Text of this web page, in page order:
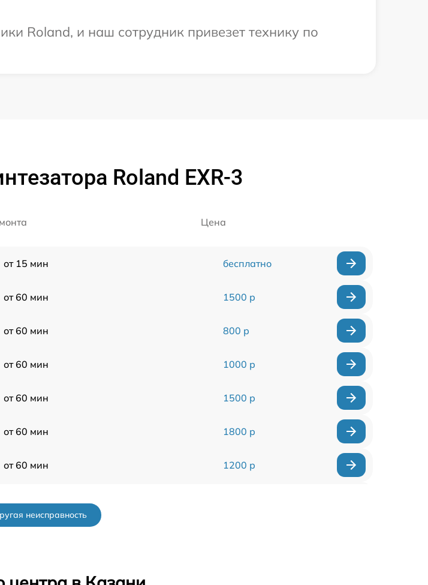
Roland, и наш сотрудник привезет технику по
Roland EXR-3
Цена
от 15 мин бесплатно
от 60 мин 1500 р
от 60 мин 800 р
от 60 мин 1000 р
от 60 мин 1500 р
от 60 мин 1800 р
от 60 мин 1200 р
неисправность